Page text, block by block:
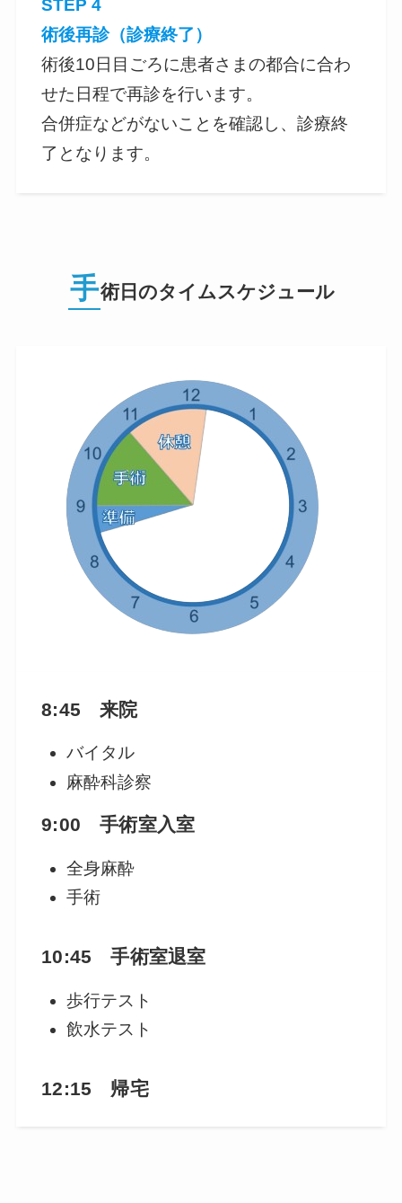
STEP 4
術後再診（診療終了）
術後10日目ごろに患者さまの都合に合わ
せた日程で再診を行います。
合併症などがないことを確認し、診療終
了となります。
手術日のタイムスケジュール
8:45 来院
バイタル
麻酔科診察
9:00 手術室入室
全身麻酔
手術
10:45 手術室退室
歩行テスト
飲水テスト
12:15 帰宅